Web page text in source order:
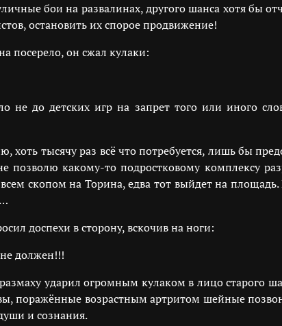
бои на развалинах, другого шанса хотя бы
остановить их спорое продвижение!
посерело, он сжал кулаки:
не до детских игр на запрет того или иного
хоть тысячу раз всё что потребуется, лишь бы
позволю какому-то подростковому комплексу
скопом на Торина, едва тот выйдет на
доспехи в сторону, вскочив на ноги:
должен!!!
ударил огромным кулаком в лицо старого
поражённые возрастным артритом шейные
и сознания.